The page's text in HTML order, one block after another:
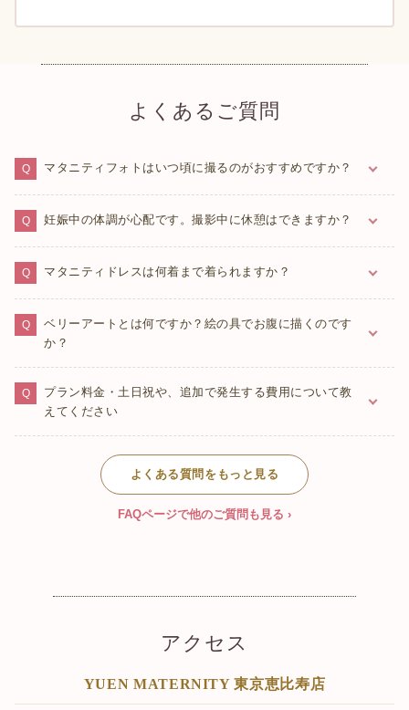
よくあるご質問
マタニティフォトはいつ頃に撮るのがおすすめですか？
妊娠7ヶ月〜9ヶ月頃（24週〜35週）が、お腹のふくらみもきれ
いに見えるおすすめの時期です。もちろんそれ以外の時期でも
選びください。ご不安な場合は公式LINEからお気軽にご相談く
ださい。
妊娠中の体調が心配です。撮影中に休憩はできますか？
はい、体調を最優先に、おふたりのペースで休みながらご撮影
いただけます。完全貸切のプライベート空間ですので、人目を
日程変更も承っております（事前にキャンセル料相当額をデポ
ジットとしてお支払いいただき、次回ご来店時に撮影料金へ充
当いたします）。
マタニティドレスは何着まで着られますか？
STANDARD・PREMIUM プランでは、マタニティドレスの着替
えは無制限です。当日スタジオで実際にドレスをご覧いただき
プランは私服・お持ち込み衣装での撮影プランとなります。
ベリーアートとは何ですか？絵の具でお腹に描くのです
か？
当スタジオのベリーアートは、絵の具でのペイントではなく、
お肌にやさしいシールでお腹を彩るスタイルです。
いに、マタニティならではの華やかな一枚を残せます。
プラン料金・土日祝や、追加で発生する費用について教
えてください
プランは3つご用意しています。
・LIGHT：¥14,800（税込）／60分／私服・お持ち込み衣装
・STANDARD：¥24,800（税込）／60分／ドレス着替え無制限
＋ベリーシール1種
よくある質問をもっと見る
FAQページで他のご質問も見る ›
アクセス
YUEN MATERNITY 東京恵比寿店